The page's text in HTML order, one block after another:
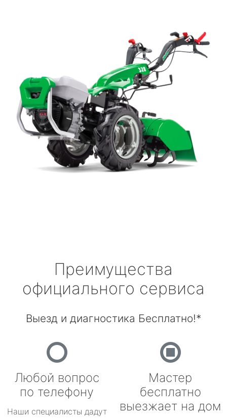
Преимущества
официального сервиса
Выезд и диагностика Бесплатно!*
Любой вопрос
по телефону
Наши специалисты дадут
Мастер
бесплатно
выезжает на дом